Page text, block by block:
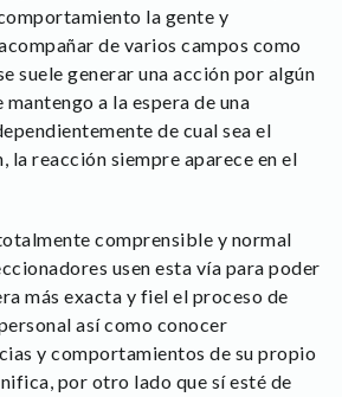
la gente y
de varios campos como
suele generar una acción por algún
mantengo a la espera de una
de cual sea el
la reacción siempre aparece en el
comprensible y normal
usen esta vía para poder
más exacta y fiel el proceso de
así como conocer
y comportamientos de su propio
por otro lado que sí esté de